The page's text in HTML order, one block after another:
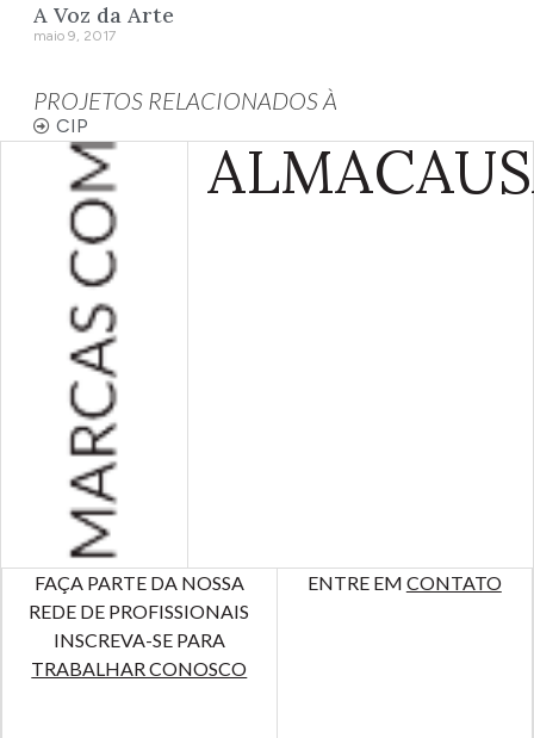
A Voz da Arte
maio 9, 2017
PROJETOS RELACIONADOS À
CIP
ALMA
FAÇA PARTE DA NOSSA
REDE DE PROFISSIONAIS
INSCREVA-SE PARA
TRABALHAR CONOSCO
ENTRE EM CONTATO